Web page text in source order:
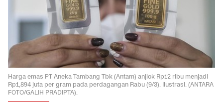
Harga emas PT Aneka Tambang Tbk (Antam) anjlok Rp12 ribu menjadi
Rp1,894 juta per gram pada perdagangan Rabu (9/3). Ilustrasi. (ANTARA
FOTO/GALIH PRADIPTA).